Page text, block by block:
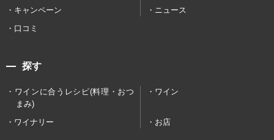
キャンペーン
ニュース
口コミ
探す
ワインに合うレシピ(料理・おつ
まみ)
ワイン
ワイナリー お店